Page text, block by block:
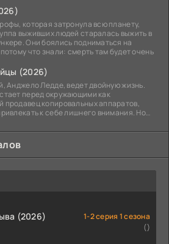
которая затронула всю планету,
выживших людей старалась выжить в
Они боялись подниматься на
что знали: смерть там будет очень
(2026)
Анджело Ледде, ведет двойную жизнь.
перед окружающими как
продавец копировальных аппаратов,
к себе лишнего внимания. Но
(2026)
1-2 серия 1 сезона
()